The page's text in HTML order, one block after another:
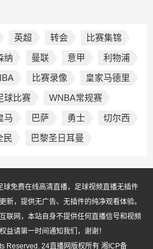
英超 转会
比赛集锦
纳 曼联 意甲
利物浦
比赛录像
皇家马德里
球比赛
WNBA常规赛
马 巴萨 勇士
切尔西
民 巴黎圣日耳曼
免费在线高清直播，足球视频直播无插件
新，提供无广告、无插件的纯净观看体验。
联网，本站自身不提供任何直播信号和视频
益请第一时间通知我们，谢谢！
Reserved. 24直播网版权所有 湘ICP备